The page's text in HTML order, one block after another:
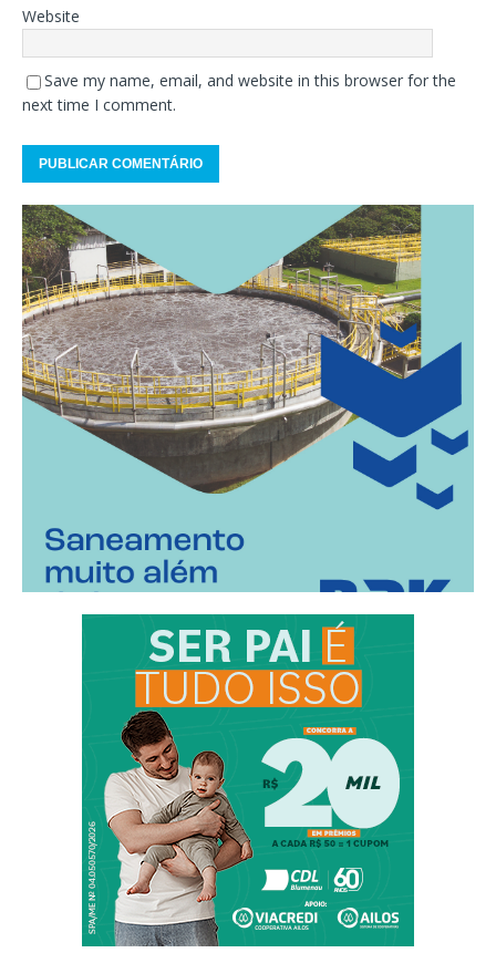
Website
Save my name, email, and website in this browser for the
next time I comment.